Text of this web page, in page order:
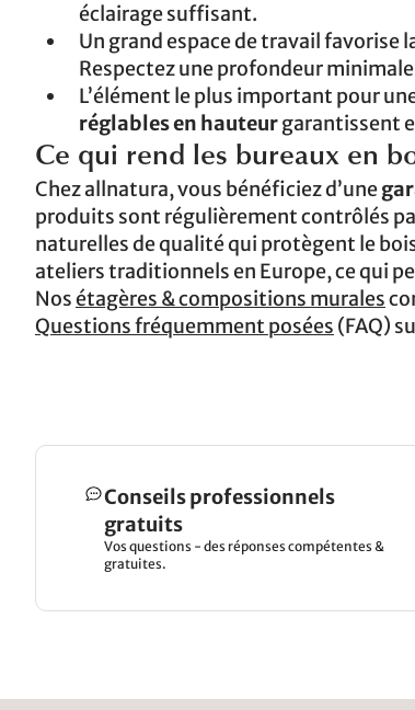
éclairage suffisant.
Un grand espace de travail favorise
Respectez une profondeur
L’élément le plus important pour
réglables en hauteurgarantissent
Ce qui rend les bureaux en
Chez allnatura, vous bénéficiez d’une
produits sont régulièrement contrôlés
naturelles de qualité qui protègent le
ateliers traditionnels en Europe, ce qui
Nos étagères & compositions murales
Questions fréquemment posées (FAQ)
Conseils professionnels
gratuits
Vos questions - des réponses compétentes &
gratuites.